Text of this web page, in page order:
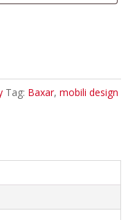
Tag: Baxar, mobili design